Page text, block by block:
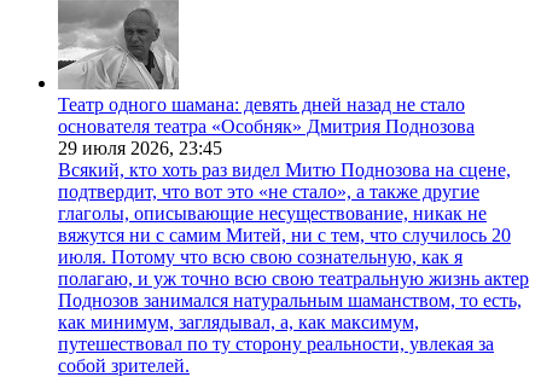
Театр одного шамана: девять дней назад не стало
основателя театра «Особняк» Дмитрия Поднозова
29 июля 2026, 23:45
Всякий, кто хоть раз видел Митю Поднозова на сцене,
подтвердит, что вот это «не стало», а также другие
глаголы, описывающие несуществование, никак не
вяжутся ни с самим Митей, ни с тем, что случилось 20
июля. Потому что всю свою сознательную, как я
полагаю, и уж точно всю свою театральную жизнь актер
Поднозов занимался натуральным шаманством, то есть,
как минимум, заглядывал, а, как максимум,
путешествовал по ту сторону реальности, увлекая за
собой зрителей.